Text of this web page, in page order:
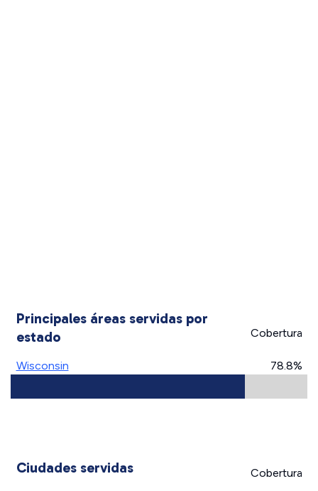
Principales áreas servidas por
estado
Cobertura
Wisconsin 78.8%
Ciudades servidas
Cobertura